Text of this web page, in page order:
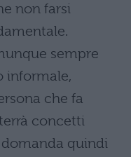
non farsi
sempre
informale,
che fa
concetti
quindi